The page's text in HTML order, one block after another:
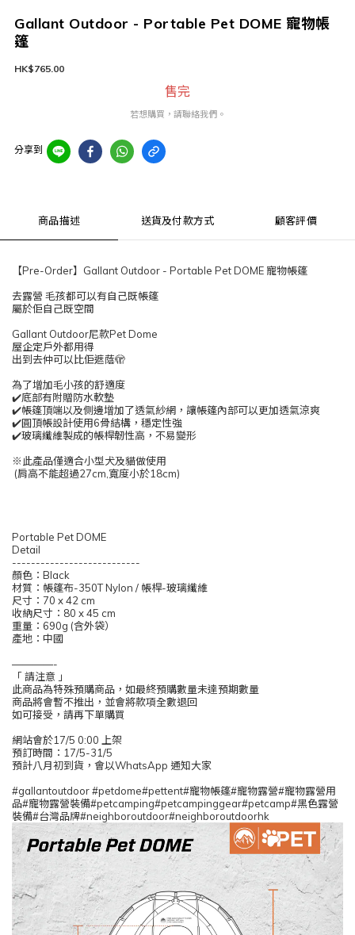
Gallant Outdoor - Portable Pet DOME 寵物帳
篷
HK$765.00
售完
若想購買，請聯絡我們。
分享到
商品描述 送貨及付款方式 顧客評價
【Pre-Order】Gallant Outdoor - Portable Pet DOME 寵物帳篷
去露營 毛孩都可以有自己既帳篷
屬於佢自己既空間
Gallant Outdoor尼款Pet Dome
屋企定戶外都用得
出到去仲可以比佢遮蔭🫣
為了增加毛小孩的舒適度
✔️底部有附贈防水軟墊
✔️帳篷頂端以及側邊增加了透氣紗網，讓帳篷內部可以更加透氣涼爽
✔️圓頂帳設計使用6骨結構，穩定性強
✔️玻璃纖維製成的帳桿韌性高，不易變形
※此產品僅適合小型犬及貓做使用
(肩高不能超過27cm,寬度小於18cm)
Portable Pet DOME
Detail
---------------------------
顏色：Black
材質：帳篷布-350T Nylon / 帳桿-玻璃纖維
尺寸：70 x 42 cm
收納尺寸：80 x 45 cm
重量：690g (含外袋）
產地：中國
————-
「 請注意 」
此商品為特殊預購商品，如最終預購數量未達預期數量
商品將會暫不推出，並會將款項全數退回
如可接受，請再下單購買
網站會於17/5 0:00 上架
預訂時間：17/5-31/5
預計八月初到貨，會以WhatsApp 通知大家
#gallantoutdoor #petdome#pettent#寵物帳篷#寵物露營#寵物露營用
品#寵物露營裝備#petcamping#petcampinggear#petcamp#黑色露營
裝備#台灣品牌#neighboroutdoor#neighboroutdoorhk